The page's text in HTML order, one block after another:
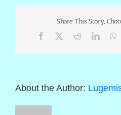
Share This Story,
Facebook Reddit
About the Author: